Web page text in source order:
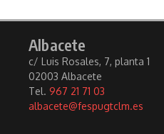
Albacete
c/ Luis Rosales, 7, planta 1
02003 Albacete
Tel. 967 21 71 03
albacete@fespugtclm.es